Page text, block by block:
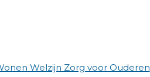
Welzijn Zorg voor Ouderen